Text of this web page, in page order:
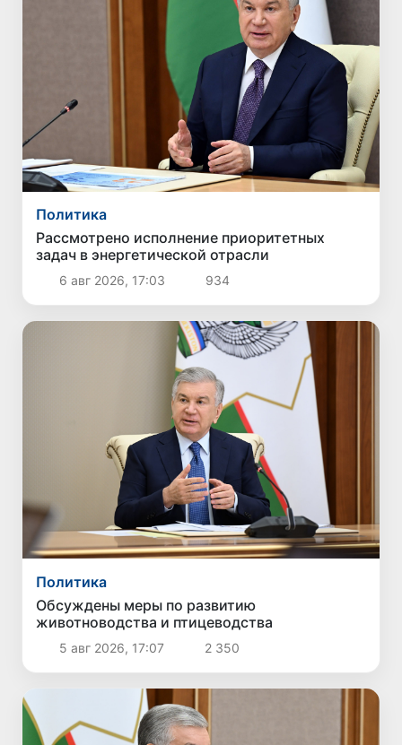
Политика
Рассмотрено исполнение приоритетных
задач в энергетической отрасли
6 авг 2026, 17:03 934
Политика
Обсуждены меры по развитию
животноводства и птицеводства
5 авг 2026, 17:07 2 350